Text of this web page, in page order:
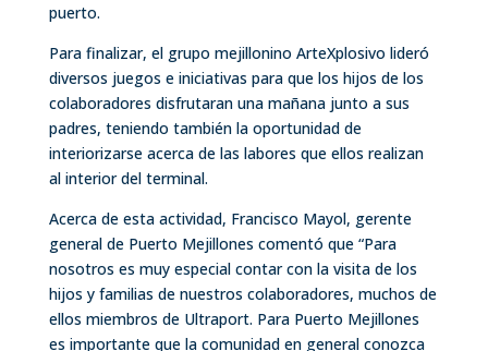
puerto.
Para finalizar, el grupo mejillonino ArteXplosivo lideró
diversos juegos e iniciativas para que los hijos de los
colaboradores disfrutaran una mañana junto a sus
padres, teniendo también la oportunidad de
interiorizarse acerca de las labores que ellos realizan
al interior del terminal.
Acerca de esta actividad, Francisco Mayol, gerente
general de Puerto Mejillones comentó que “Para
nosotros es muy especial contar con la visita de los
hijos y familias de nuestros colaboradores, muchos de
ellos miembros de Ultraport. Para Puerto Mejillones
es importante que la comunidad en general conozca